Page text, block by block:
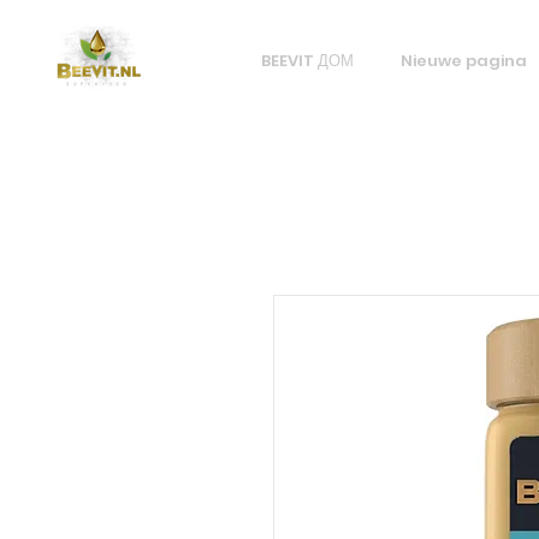
BEEVIT ДОМ Nieuwe pagina